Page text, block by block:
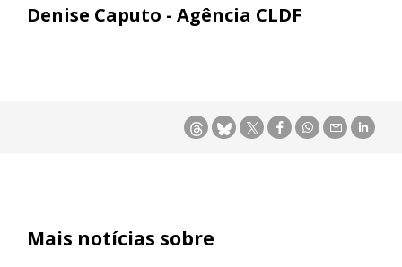
Denise Caputo - Agência CLDF
Mais notícias sobre